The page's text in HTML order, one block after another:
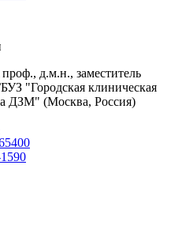
д.м.н., заместитель
"Городская клиническая
ДЗМ" (Москва, Россия)